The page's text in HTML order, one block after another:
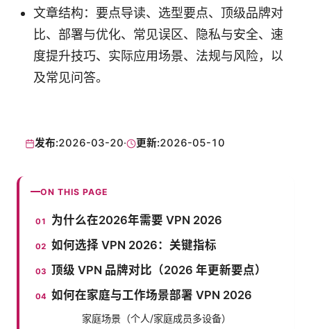
文章结构：要点导读、选型要点、顶级品牌对
比、部署与优化、常见误区、隐私与安全、速
度提升技巧、实际应用场景、法规与风险，以
及常见问答。
发布:2026-03-20· 更新:2026-05-10
ON THIS PAGE
为什么在2026年需要 VPN 2026
如何选择 VPN 2026：关键指标
顶级 VPN 品牌对比（2026 年更新要点）
如何在家庭与工作场景部署 VPN 2026
家庭场景（个人/家庭成员多设备）